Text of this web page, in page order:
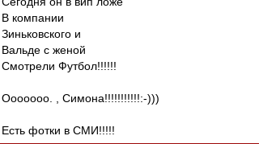
В компании
Зиньковского и
Вальде с женой
Смотрели Футбол!!!!!!
Ооооооо. , Симона!!!!!!!!!!!:-)))
Есть фотки в СМИ!!!!!